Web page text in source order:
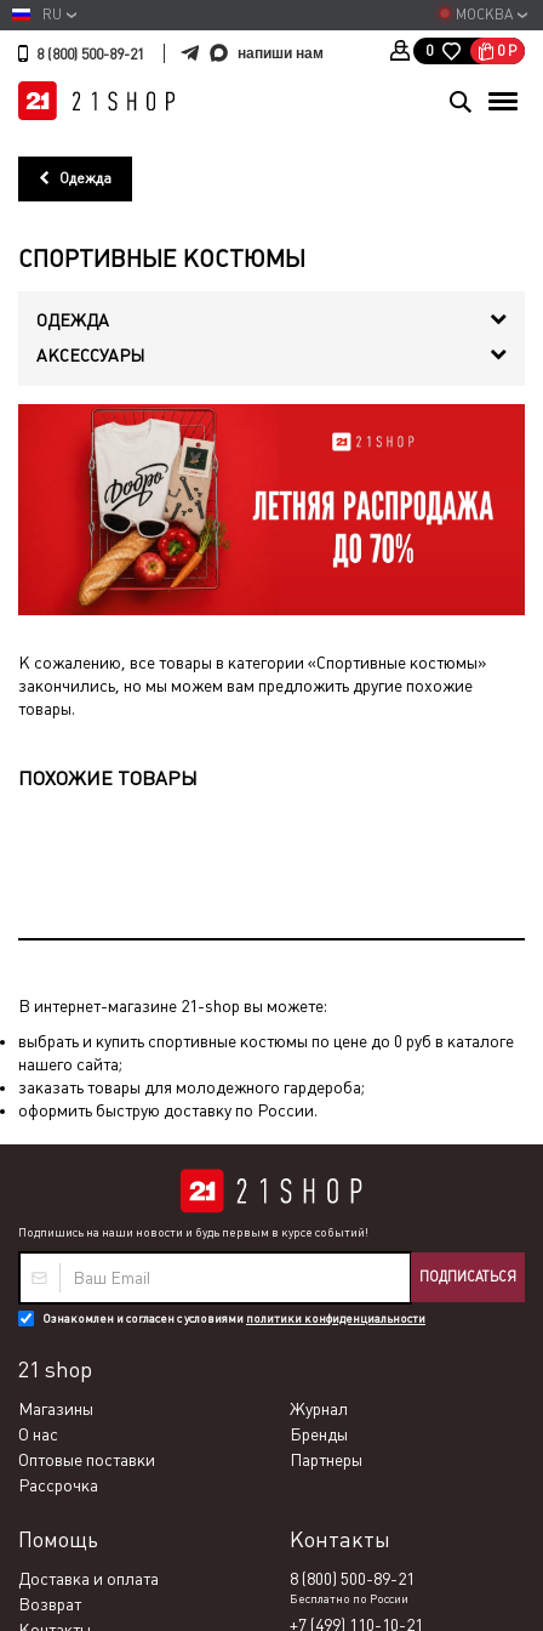
МОСКВА
RU
8 (800) 500-89-21 напиши нам 0 0 Р
Одежда
СПОРТИВНЫЕ КОСТЮМЫ
ОДЕЖДА
АКСЕССУАРЫ
К сожалению, все товары в категории «Спортивные костюмы»
закончились, но мы можем вам предложить другие похожие
товары.
ПОХОЖИЕ ТОВАРЫ
В интернет-магазине 21-shop вы можете:
выбрать и купить спортивные костюмы по цене до 0 руб в каталоге
нашего сайта;
заказать товары для молодежного гардероба;
оформить быструю доставку по России.
Подпишись на наши новости и будь первым в курсе событий!
ПОДПИСАТЬСЯ
Ознакомлен и согласен с условиями политики конфиденциальности
21 shop
Магазины
Журнал
О нас
Бренды
Оптовые поставки
Партнеры
Рассрочка
Помощь
Доставка и оплата
Возврат
Контакты
8 (800) 500-89-21
Бесплатно по России
+7 (499) 110-10-21